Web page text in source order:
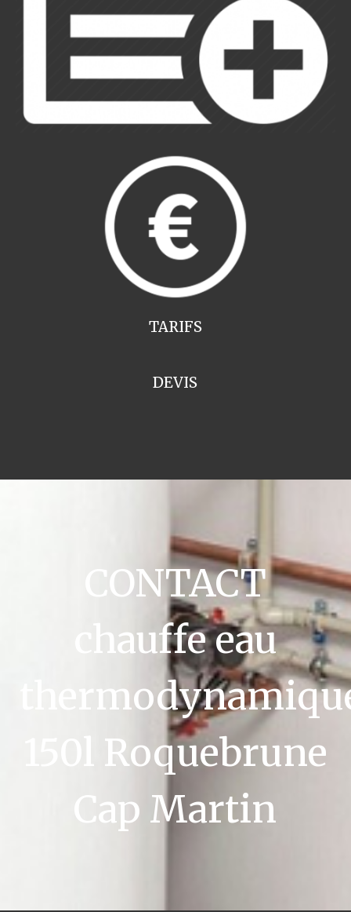
TARIFS
DEVIS
CONTACT
chauffe eau
150l Roquebrune
Cap Martin